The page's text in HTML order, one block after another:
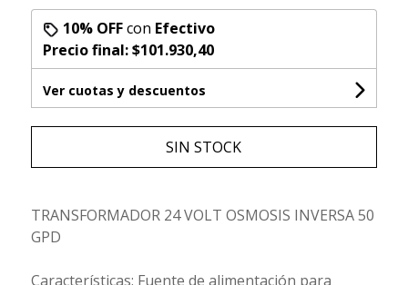
10% OFFcon Efectivo
Precio final:$101.930,40
Ver cuotas y descuentos
SIN STOCK
TRANSFORMADOR 24 VOLT OSMOSIS INVERSA 50
GPD
Características: Fuente de alimentación para